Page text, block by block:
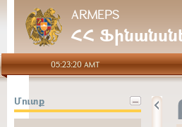
ARMEPS
ՀՀ
05:23:20 AMT
Մուտք